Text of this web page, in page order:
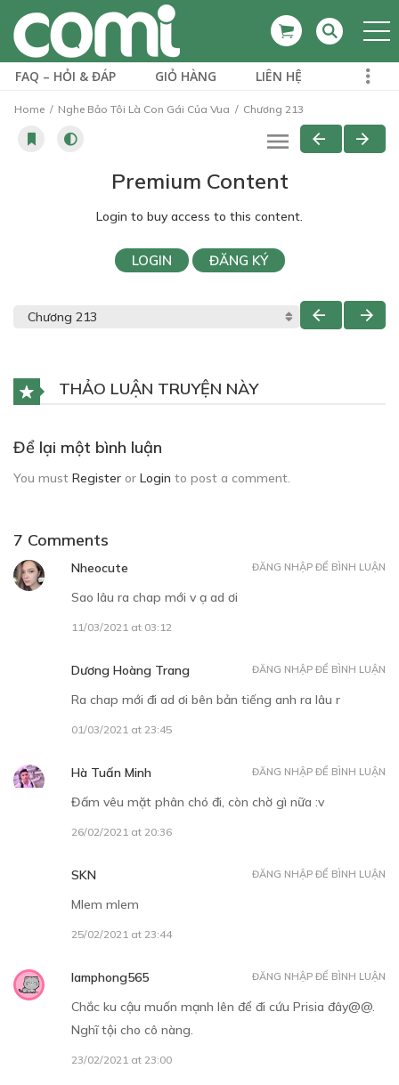
FAQ – HỎI & ĐÁP GIỎ HÀNG LIÊN HỆ
Home Nghe Bảo Tôi Là Con Gái Của Vua Chương 213
Premium Content
Login to buy access to this content.
LOGIN ĐĂNG KÝ
THẢO LUẬN TRUYỆN NÀY
Để lại một bình luận
You must Register or Login to post a comment.
7 Comments
Nheocute
Sao lâu ra chap mới v ạ ad ơi
11/03/2021 at 03:12
ĐĂNG NHẬP ĐỂ BÌNH LUẬN
Dương Hoàng Trang
Ra chap mới đi ad ơi bên bản tiếng anh ra lâu r
01/03/2021 at 23:45
ĐĂNG NHẬP ĐỂ BÌNH LUẬN
Hà Tuấn Minh
Đấm vêu mặt phân chó đi, còn chờ gì nữa :v
26/02/2021 at 20:36
ĐĂNG NHẬP ĐỂ BÌNH LUẬN
SKN
Mlem mlem
25/02/2021 at 23:44
ĐĂNG NHẬP ĐỂ BÌNH LUẬN
lamphong565
Chắc ku cậu muốn mạnh lên để đi cứu Prisia đây@@.
Nghĩ tội cho cô nàng.
23/02/2021 at 23:00
ĐĂNG NHẬP ĐỂ BÌNH LUẬN